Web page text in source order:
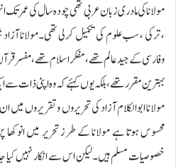
مولانا کی مادری زبان عربی تھی چودہ سال کی عمر تک
، ترکی ، سب علوم کی تکمیل کرلی تھی۔مولانا
وفارسی کے جید عالم تھے، مفکر اسلام تھے، مفسر
بہترین مقرر تھے، بلکہ یوں کہئے کہ وہ اپنی ذات
مولانا ابوالکلام آزاد کی تحریروں و تقریروں میں
محسوس ہوتا ہے مولانا کے طرز تحریر میں
خصوصیات مسلم ہیں۔ لیکن اس سے انکار نہیں کیا